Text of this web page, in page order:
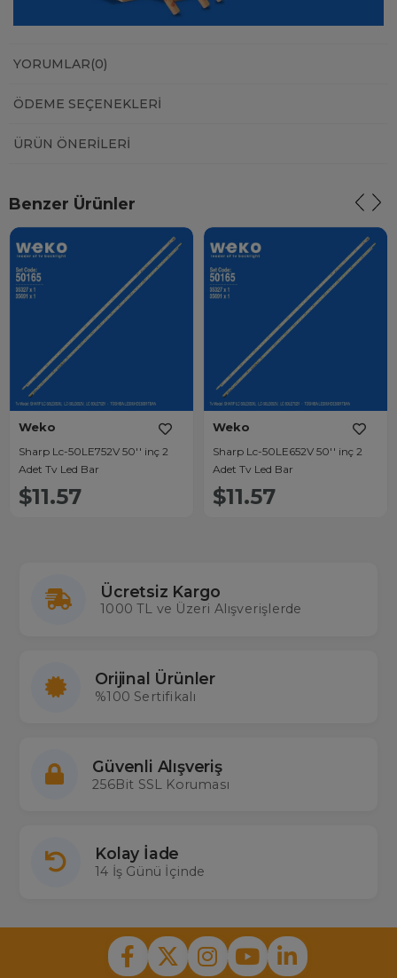
YORUMLAR(0)
ÖDEME SEÇENEKLERI
ÜRÜN ÖNERILERI
Benzer Ürünler
Weko
Sharp Lc-50LE752V 50'' inç 2
Adet Tv Led Bar
$11.57
Weko
Sharp Lc-50LE652V 50'' inç 2
Adet Tv Led Bar
$11.57
Ücretsiz Kargo
1000 TL ve Üzeri Alışverişlerde
Orijinal Ürünler
%100 Sertifikalı
Güvenli Alışveriş
256Bit SSL Koruması
Kolay İade
14 İş Günü İçinde